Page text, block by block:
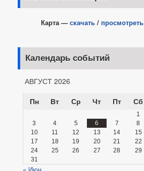
Карта — скачать / просмотреть
Календарь событий
АВГУСТ 2026
Пн
Вт Ср Чт Пт Сб
1
3
4 5 6 7 8
10
11 12 13 14 15
17
18 19 20 21 22
24
25 26 27 28 29
31
« Июн